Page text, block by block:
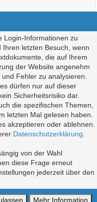
Login-Informationen zu
letzten Besuch, wenn
die auf Ihrem
der Website angenehm
Fehler zu analysieren.
dürfen nur auf dieser
Sicherheitsrisiko dar.
die spezifischen Themen,
letzten Mal gelesen haben.
akzeptieren oder ablehnen.
Datenschutzerklärung
von der Wahl
diese Frage erneut
jederzeit über den